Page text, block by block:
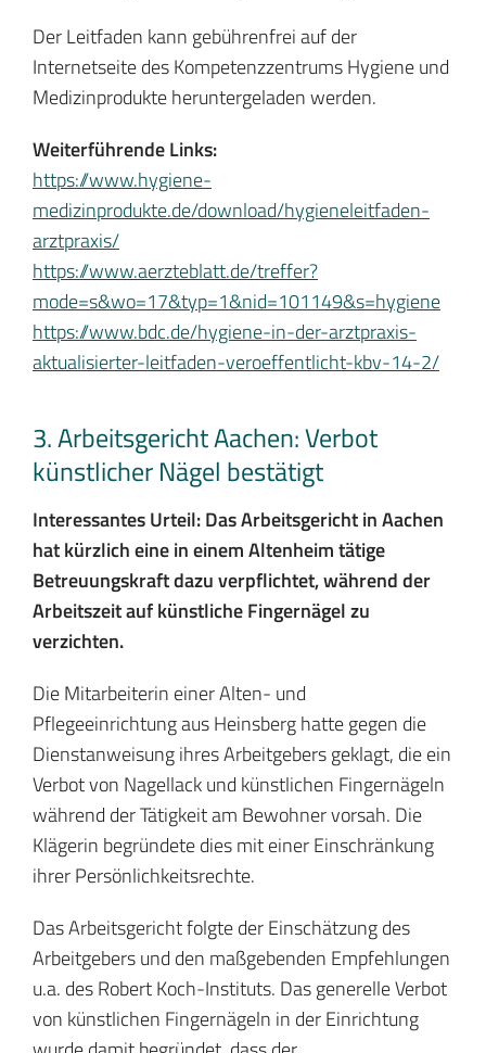
Der Leitfaden kann gebührenfrei auf der
Internetseite des Kompetenzzentrums Hygiene und
Medizinprodukte heruntergeladen werden.
Weiterführende Links:
https://www.hygiene-
medizinprodukte.de/download/hygieneleitfaden-
arztpraxis/
https://www.aerzteblatt.de/treffer?
mode=s&wo=17&typ=1&nid=101149&s=hygiene
https://www.bdc.de/hygiene-in-der-arztpraxis-
aktualisierter-leitfaden-veroeffentlicht-kbv-14-2/
3. Arbeitsgericht Aachen: Verbot
künstlicher Nägel bestätigt
Interessantes Urteil: Das Arbeitsgericht in Aachen
hat kürzlich eine in einem Altenheim tätige
Betreuungskraft dazu verpflichtet, während der
Arbeitszeit auf künstliche Fingernägel zu
verzichten.
Die Mitarbeiterin einer Alten- und
Pflegeeinrichtung aus Heinsberg hatte gegen die
Dienstanweisung ihres Arbeitgebers geklagt, die ein
Verbot von Nagellack und künstlichen Fingernägeln
während der Tätigkeit am Bewohner vorsah. Die
Klägerin begründete dies mit einer Einschränkung
ihrer Persönlichkeitsrechte.
Das Arbeitsgericht folgte der Einschätzung des
Arbeitgebers und den maßgebenden Empfehlungen
u.a. des Robert Koch-Instituts. Das generelle Verbot
von künstlichen Fingernägeln in der Einrichtung